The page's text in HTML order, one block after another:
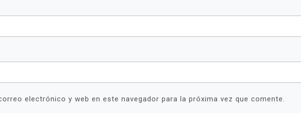
electrónico y web en este navegador para la próxima vez que comente.